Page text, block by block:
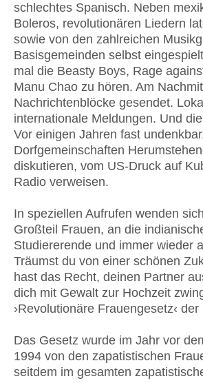
schlechtes Spanisch. Neben
Boleros, revolutionären Liedern
sowie von den zahlreichen
Basisgemeinden selbst
mal die Beasty Boys, Rage
Manu Chao zu hören. Am
Nachrichtenblöcke gesendet.
internationale Meldungen. Und
Vor einigen Jahren fast
Dorfgemeinschaften
diskutieren, vom US-Druck auf
Radio verweisen.
In speziellen Aufrufen wenden
Großteil Frauen, an die
Studiererende und immer wieder
Träumst du von einer schönen
hast das Recht, deinen Partner
dich mit Gewalt zur Hochzeit
›Revolutionäre Frauengesetz‹
Das Gesetz wurde im Jahr vor
1994 von den zapatistischen
seitdem im gesamten